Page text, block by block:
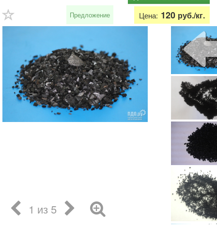
Предложение Цена: 120 руб./кг.
1 из 5